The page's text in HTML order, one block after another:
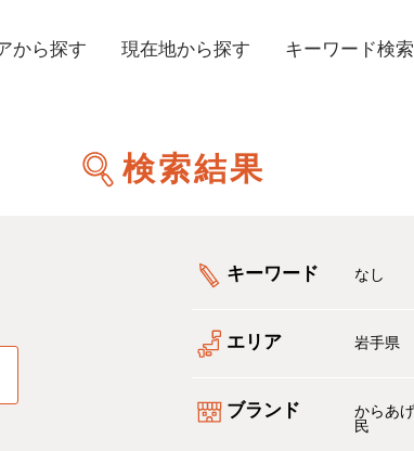
から探す 現在地から探す キーワード検索
検索結果
キーワード なし
エリア 岩手県
ブランド からあ
民